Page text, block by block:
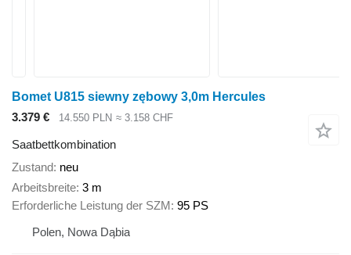
Bomet U815 siewny zębowy 3,0m Hercules
3.379 €
14.550 PLN ≈ 3.158 CHF
Saatbettkombination
Zustand neu
Arbeitsbreite 3 m
Erforderliche Leistung der SZM 95 PS
Polen, Nowa Dąbia